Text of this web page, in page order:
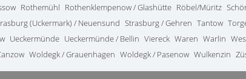
Rothemühl Rothenklempenow / Glashütte Röbel/Müritz
(Uckermark) / Neuensund Strasburg / Gehren Tantow
Ueckermünde Ueckermünde / Bellin Viereck Waren Warlin
Woldegk / Grauenhagen Woldegk / Pasenow Wulkenzin